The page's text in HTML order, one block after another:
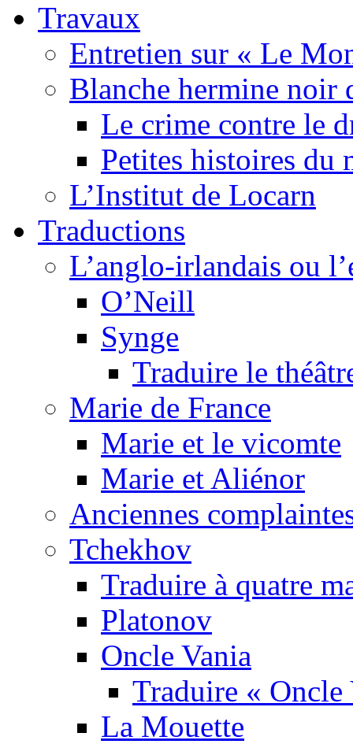
Travaux
Entretien sur « Le
Blanche hermine noir
Le crime contre le
Petites histoires du
L’Institut de Locarn
Traductions
L’anglo-irlandais ou
O’Neill
Synge
Traduire le
Marie de France
Marie et le vicomte
Marie et Aliénor
Anciennes
Tchekhov
Traduire à quatre
Platonov
Oncle Vania
Traduire « Oncle
La Mouette